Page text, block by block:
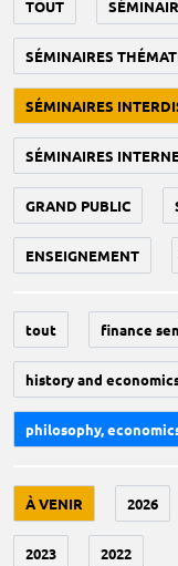
TOUT
SÉMINAIRES
SÉMINAIRES
SÉMINAIRES
GRAND PUBLIC
ENSEIGNEMENT
tout finance
history and
philosophy,
À VENIR 2026
2023 2022